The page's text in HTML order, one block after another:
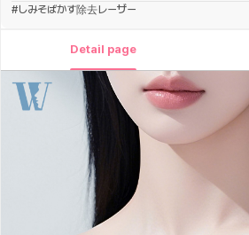
#しみそばかす除去レーザー
Detail page